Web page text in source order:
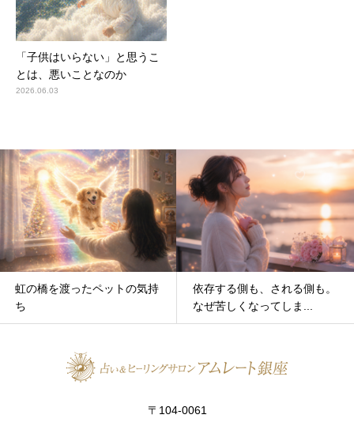
「子供はいらない」と思うこ
とは、悪いことなのか
2026.06.03
虹の橋を渡ったペットの気持
ち
依存する側も、される側も。
なぜ苦しくなってしま...
〒104-0061